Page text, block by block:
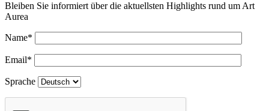
Bleiben Sie informiert über die aktuellsten Highlights rund um Art
Aurea
Name*
Email*
Sprache